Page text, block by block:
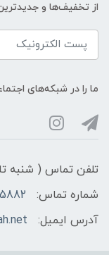
از تخفیف‌ها و
ما را در شبکه‌های
تلفن تماس ( شنبه تا
شماره تماس:
آدرس ایمیل: